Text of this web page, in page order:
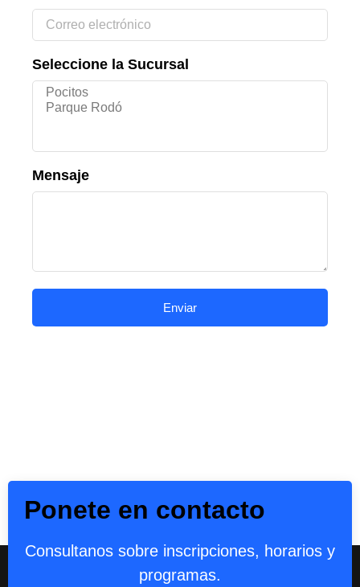
Seleccione la Sucursal
Mensaje
Enviar
Ponete en contacto
Consultanos sobre inscripciones, horarios y
programas.